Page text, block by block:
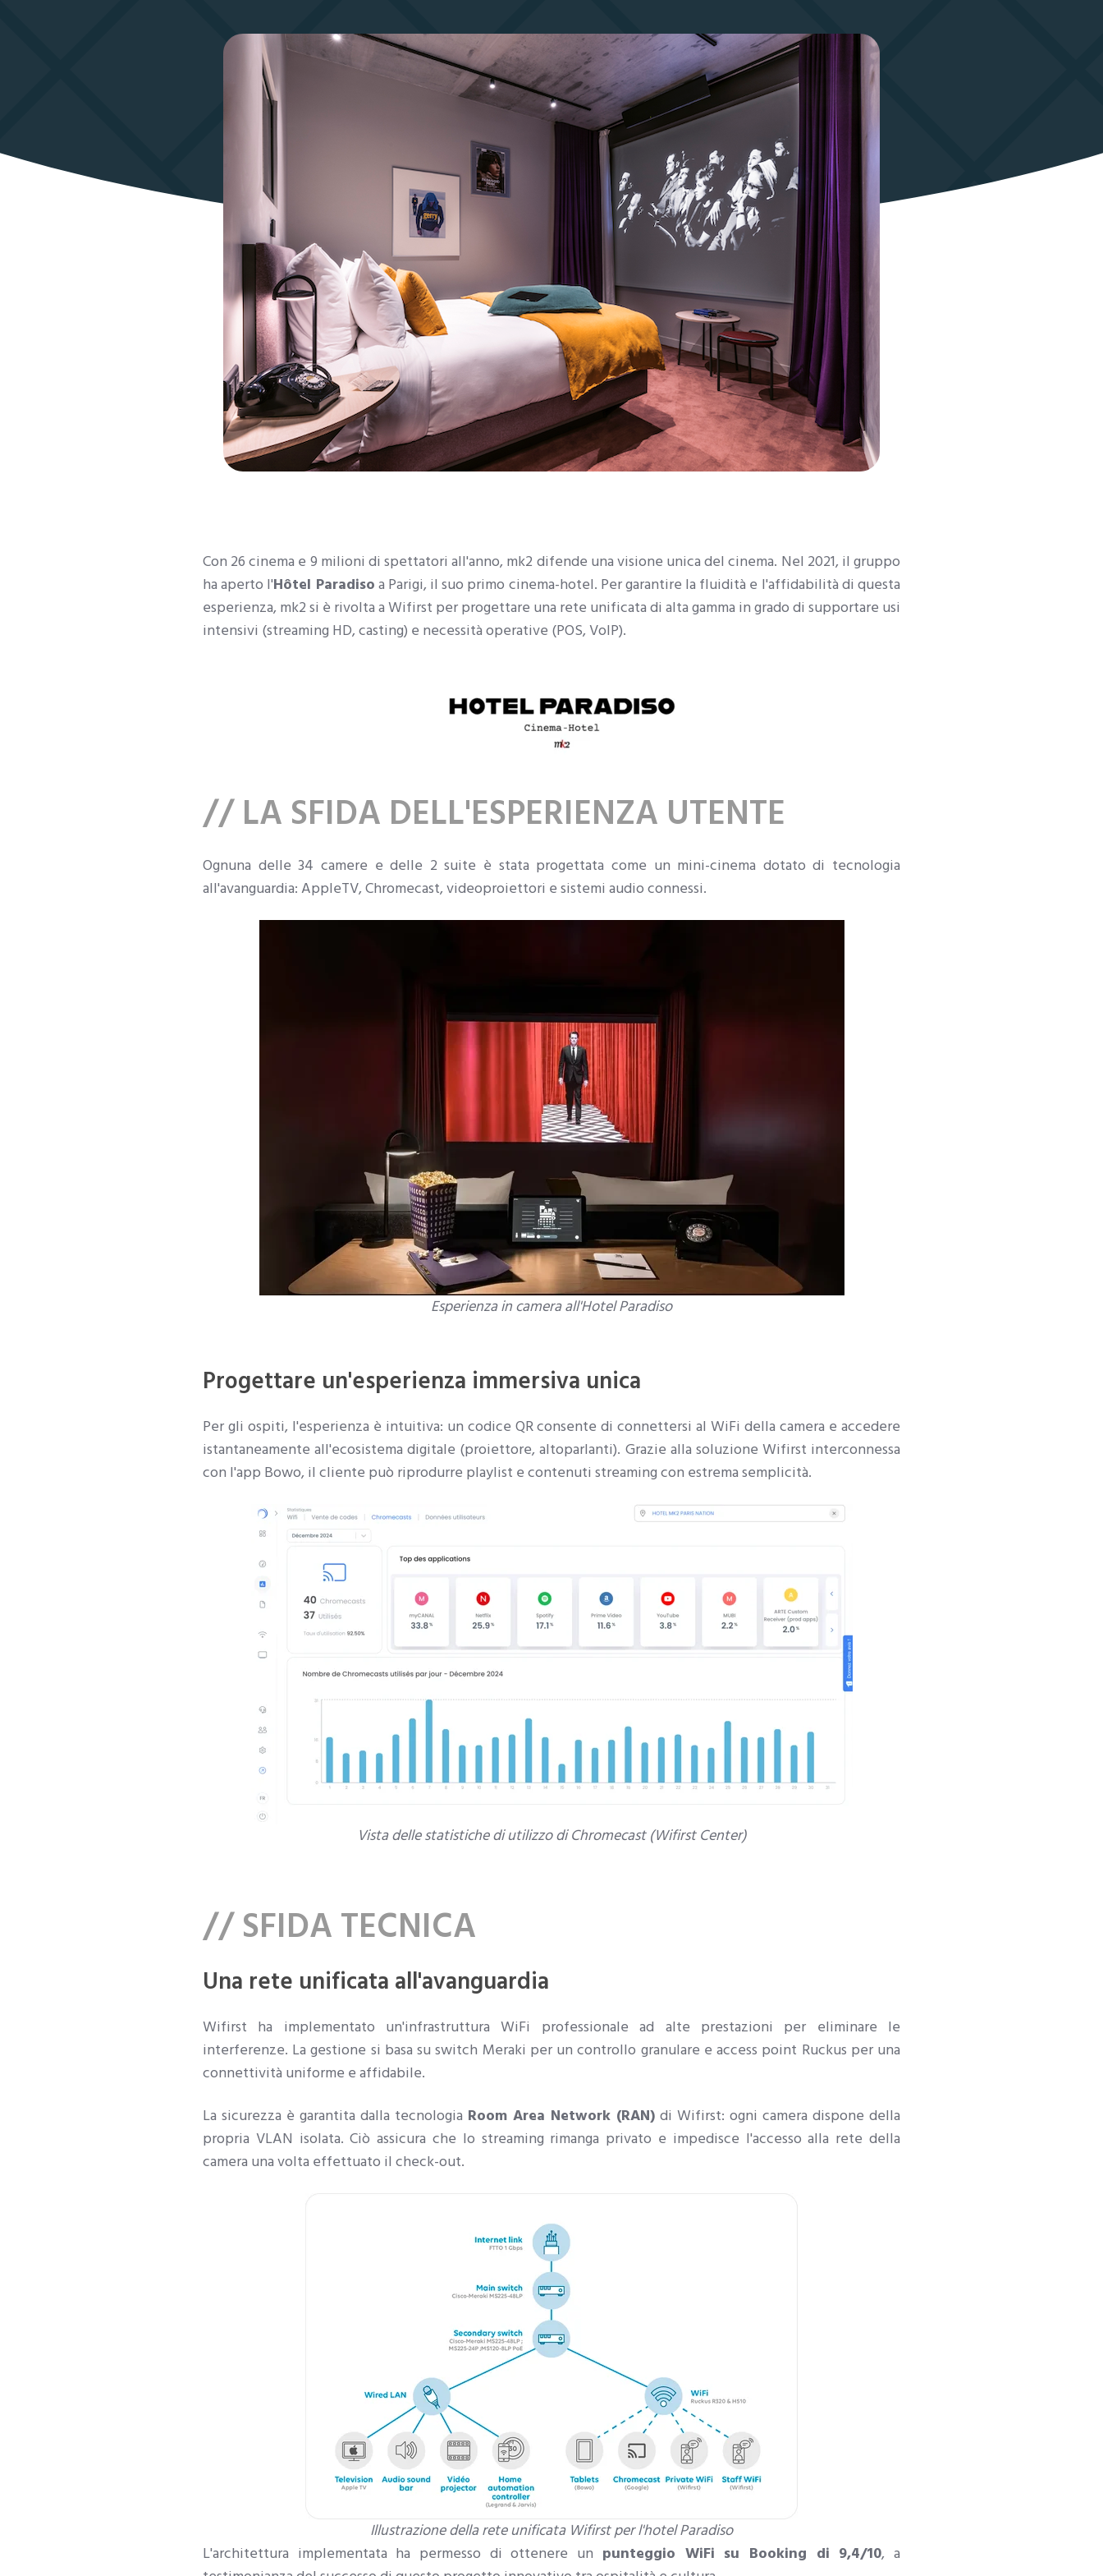
Con 26 cinema e 9 milioni di spettatori all'anno, mk2 difende una visione unica del cinema. Nel 2021, il gruppo
ha aperto l'Hôtel Paradiso a Parigi, il suo primo cinema-hotel. Per garantire la fluidità e l'affidabilità di questa
esperienza, mk2 si è rivolta a Wifirst per progettare una rete unificata di alta gamma in grado di supportare usi
intensivi (streaming HD, casting) e necessità operative (POS, VoIP).
// LA SFIDA DELL'ESPERIENZA UTENTE
Ognuna delle 34 camere e delle 2 suite è stata progettata come un mini-cinema dotato di tecnologia
all'avanguardia: AppleTV, Chromecast, videoproiettori e sistemi audio connessi.
Esperienza in camera all'Hotel Paradiso
Progettare un'esperienza immersiva unica
Per gli ospiti, l'esperienza è intuitiva: un codice QR consente di connettersi al WiFi della camera e accedere
istantaneamente all'ecosistema digitale (proiettore, altoparlanti). Grazie alla soluzione Wifirst interconnessa
con l'app Bowo, il cliente può riprodurre playlist e contenuti streaming con estrema semplicità.
Vista delle statistiche di utilizzo di Chromecast (Wifirst Center)
// SFIDA TECNICA
Una rete unificata all'avanguardia
Wifirst ha implementato un'infrastruttura WiFi professionale ad alte prestazioni per eliminare le
interferenze. La gestione si basa su switch Meraki per un controllo granulare e access point Ruckus per una
connettività uniforme e affidabile.
La sicurezza è garantita dalla tecnologia Room Area Network (RAN) di Wifirst: ogni camera dispone della
propria VLAN isolata. Ciò assicura che lo streaming rimanga privato e impedisce l'accesso alla rete della
camera una volta effettuato il check-out.
Illustrazione della rete unificata Wifirst per l'hotel Paradiso
L'architettura implementata ha permesso di ottenere un punteggio WiFi su Booking di 9,4/10, a